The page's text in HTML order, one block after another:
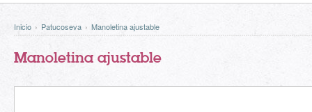
Inicio › Patucoseva › Manoletina ajustable
Manoletina ajustable